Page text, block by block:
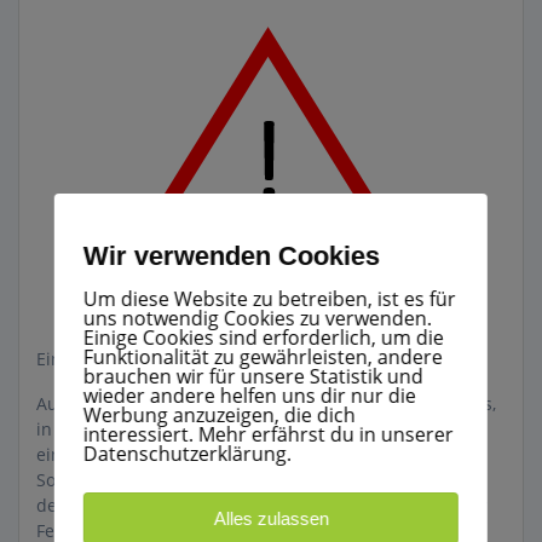
Einsatz Nr.: 049/2020 23.11.20 12:15 Uhr
Aufgrund eines Stromausfalls wurde im Feuerwehrhaus,
in Absprache mit der Leitstelle, eine Bereitschaft
eingerichtet und eine Notsromversorgung aufgebaut.
Somit wäre bei einem Notfall ob Rettung oder Feuer in
der Gemeinde eine Alarmierung über das Funknetz der
Feuerwehr möglich gewesen.
Wir verwenden Cookies
Um diese Website zu betreiben, ist es für
uns notwendig Cookies zu verwenden.
Einige Cookies sind erforderlich, um die
Funktionalität zu gewährleisten, andere
brauchen wir für unsere Statistik und
wieder andere helfen uns dir nur die
Werbung anzuzeigen, die dich
interessiert. Mehr erfährst du in unserer
Datenschutzerklärung.
Alles zulassen